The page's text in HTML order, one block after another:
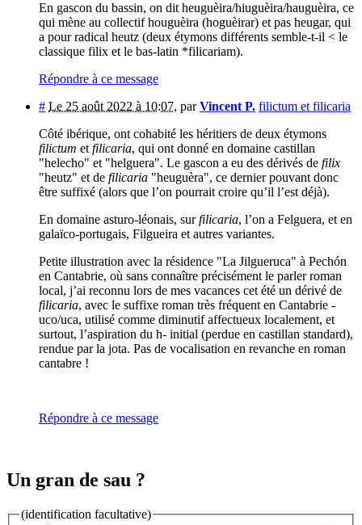
En gascon du bassin, on dit heuguèira/hiuguèira/hauguèira, ce
qui mène au collectif houguèira (hoguèirar) et pas heugar, qui
a pour radical heutz (deux étymons différents semble-t-il < le
classique filix et le bas-latin *filicariam).
Répondre à ce message
# Le 25 août 2022 à 10:07, parVincent P. filictum et filicaria
Côté ibérique, ont cohabité les héritiers de deux étymons
filictum et filicaria, qui ont donné en domaine castillan
"helecho" et "helguera". Le gascon a eu des dérivés de filix
"heutz" et de filicaria "heuguèra", ce dernier pouvant donc
être suffixé (alors que l’on pourrait croire qu’il l’est déjà).
En domaine asturo-léonais, surfilicaria, l’on a Felguera, et en
galaïco-portugais, Filgueira et autres variantes.
Petite illustration avec la résidence "La Jilgueruca" à Pechón
en Cantabrie, où sans connaître précisément le parler roman
local, j’ai reconnu lors de mes vacances cet été un dérivé de
filicaria, avec le suffixe roman très fréquent en Cantabrie -
uco/uca, utilisé comme diminutif affectueux localement, et
surtout, l’aspiration du h- initial (perdue en castillan standard),
rendue par la jota. Pas de vocalisation en revanche en roman
cantabre !
Répondre à ce message
Un gran de sau ?
(identification facultative)